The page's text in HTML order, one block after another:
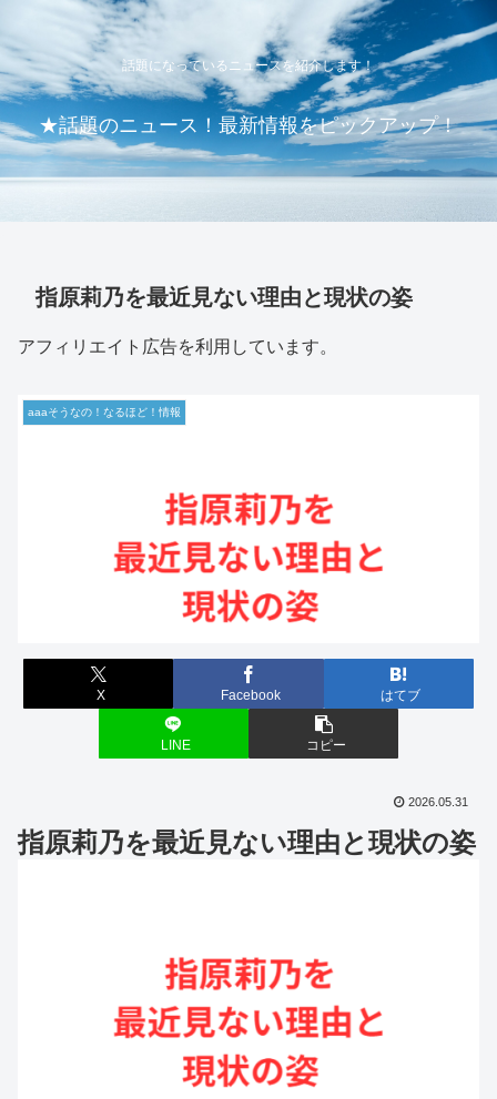
話題になっているニュースを紹介します！
★話題のニュース！最新情報をピックアップ！
指原莉乃を最近見ない理由と現状の姿
アフィリエイト広告を利用しています。
aaaそうなの！なるほど！情報
X Facebook はてブ
LINE コピー
2026.05.31
指原莉乃を最近見ない理由と現状の姿